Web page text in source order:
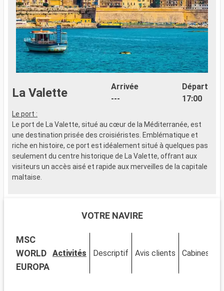
La Valette
Arrivée
---
Départ
17:00
Le port :
Le port de La Valette, situé au cœur de la Méditerranée, est
une destination prisée des croisiéristes. Emblématique et
riche en histoire, ce port est idéalement situé à quelques pas
seulement du centre historique de La Valette, offrant aux
visiteurs un accès aisé et rapide aux merveilles de la capitale
maltaise.
cité d'art et d'histoire. Explorez la co-cathédrale Saint-Jean,
l'histoire chevaleresque de Malte. Les jardins d'Upper Barrakka
offrent une vue spectaculaire sur le Grand Port. La ville
propose aussi une scène culturelle diversifiée avec des
musées tels que le Musée national d'archéologie et la Maison
VOTRE NAVIRE
MSC
WORLD
EUROPA
Activités Descriptif Avis clients Cabines